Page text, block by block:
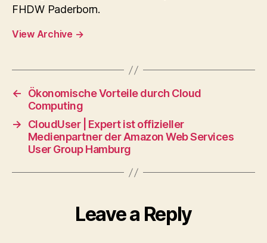
FHDW Paderborn.
View Archive →
←
Ökonomische Vorteile durch Cloud
Computing
→
CloudUser | Expert ist offizieller
Medienpartner der Amazon Web Services
User Group Hamburg
Leave a Reply